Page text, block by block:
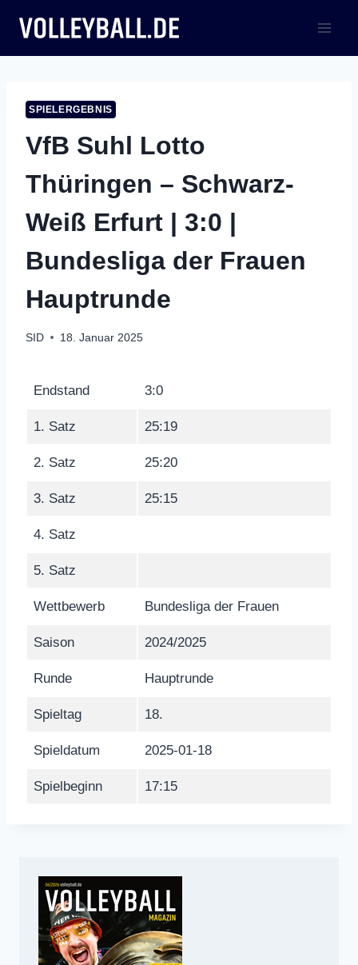
Inhalt
springen
SPIELERGEBNIS
VfB Suhl Lotto
Thüringen – Schwarz-
Weiß Erfurt | 3:0 |
Bundesliga der Frauen
Hauptrunde
SID 18. Januar 2025
Endstand 3:0
1. Satz 25:19
2. Satz 25:20
3. Satz 25:15
4. Satz
5. Satz
Wettbewerb Bundesliga der Frauen
Saison 2024/2025
Runde Hauptrunde
Spieltag 18.
Spieldatum 2025-01-18
Spielbeginn 17:15